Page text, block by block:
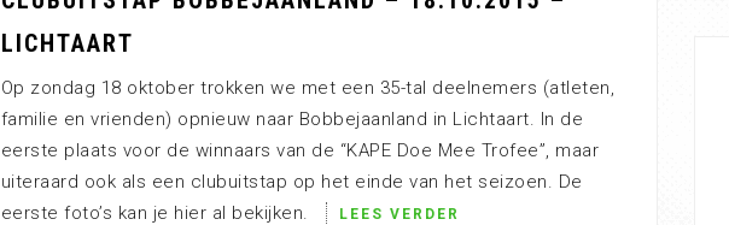
LICHTAART
Op zondag 18 oktober trokken we met een 35-tal deelnemers (atleten,
familie en vrienden) opnieuw naar Bobbejaanland in Lichtaart. In de
eerste plaats voor de winnaars van de “KAPE Doe Mee Trofee”, maar
uiteraard ook als een clubuitstap op het einde van het seizoen. De
eerste foto’s kan je hier al bekijken.
LEES VERDER